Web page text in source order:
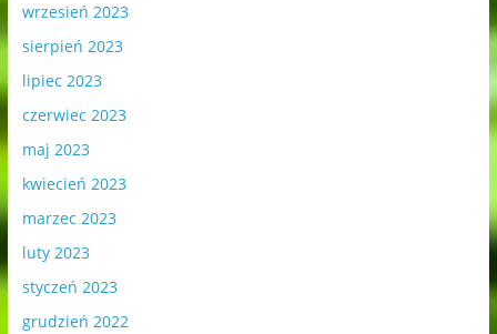
wrzesień 2023
sierpień 2023
lipiec 2023
czerwiec 2023
maj 2023
kwiecień 2023
marzec 2023
luty 2023
styczeń 2023
grudzień 2022